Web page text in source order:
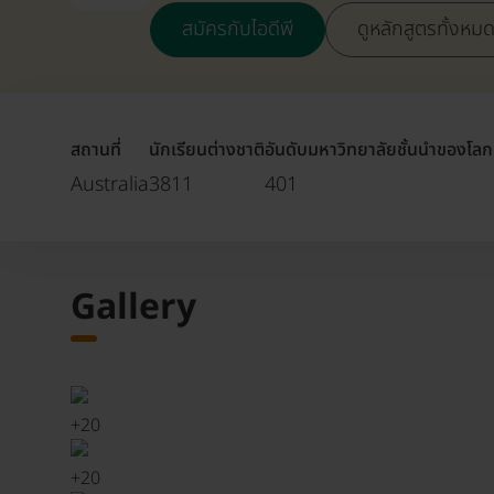
สมัครกับไอดีพี ดูหลักสูตรทั้งหมด
สถานที่
Australia
นักเรียนต่างชาติ
3811
อันดับมหาวิทยาลัยชั้นนำของโลก
401
Gallery
+20
+20